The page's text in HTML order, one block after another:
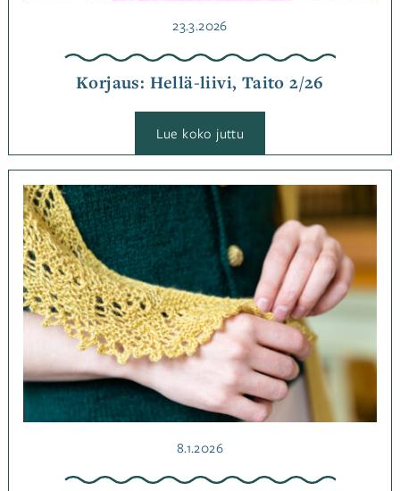
Korjaus: Hellä-liivi, Taito 2/26
Julkaistu
23.3.2026
Lue koko juttu
Hellä-
liivi,
Taito
Julkaistu
8.1.2026
Kategoriassa
Korjaukset